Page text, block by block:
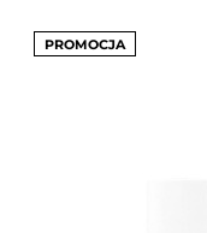
PROMOCJA